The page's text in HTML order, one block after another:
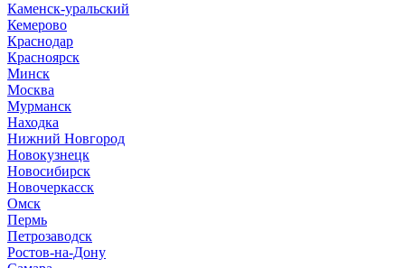
Каменск-уральский
Кемерово
Краснодар
Красноярск
Минск
Москва
Мурманск
Находка
Нижний Новгород
Новокузнецк
Новосибирск
Новочеркасск
Омск
Пермь
Петрозаводск
Ростов-на-Дону